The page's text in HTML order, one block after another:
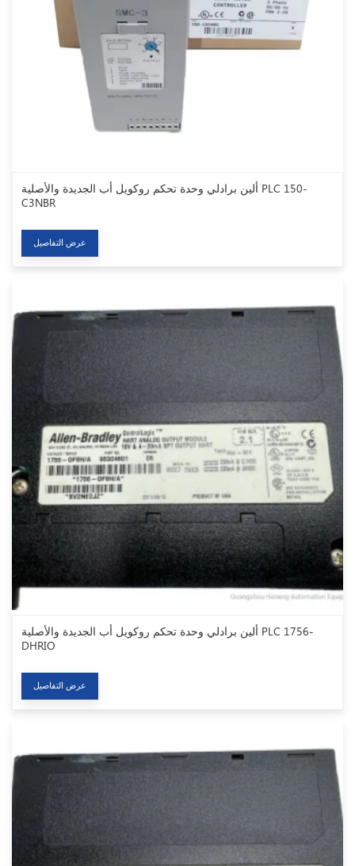
ألين برادلي وحدة تحكم روكويل أب الجديدة والأصلية PLC 150-
C3NBR
عرض التفاصيل
ألين برادلي وحدة تحكم روكويل أب الجديدة والأصلية PLC 1756-
DHRIO
عرض التفاصيل